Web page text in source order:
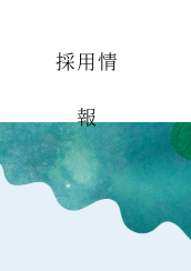
採用情
報